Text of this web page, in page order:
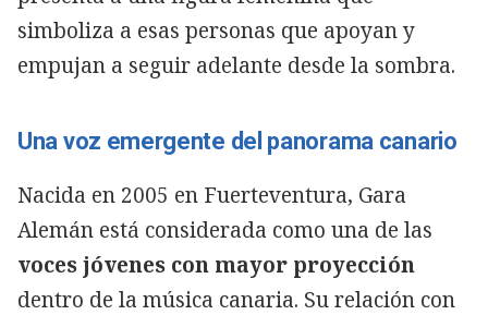
simboliza a esas personas que apoyan y
empujan a seguir adelante desde la sombra.
Una voz emergente del panorama canario
Nacida en 2005 en Fuerteventura, Gara
Alemán está considerada como una de las
voces jóvenes con mayor proyección
dentro de la música canaria. Su relación con